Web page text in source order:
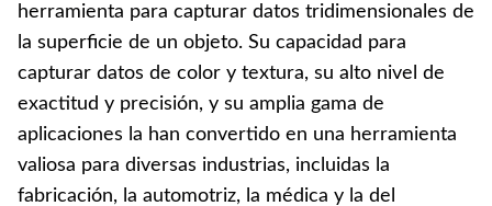
herramienta para capturar datos tridimensionales de
la superficie de un objeto. Su capacidad para
capturar datos de color y textura, su alto nivel de
exactitud y precisión, y su amplia gama de
aplicaciones la han convertido en una herramienta
valiosa para diversas industrias, incluidas la
fabricación, la automotriz, la médica y la del